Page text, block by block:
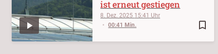
bookmark_border
8. Dez. 2025 15:41
00:41 Min.
ist erneut gestiegen